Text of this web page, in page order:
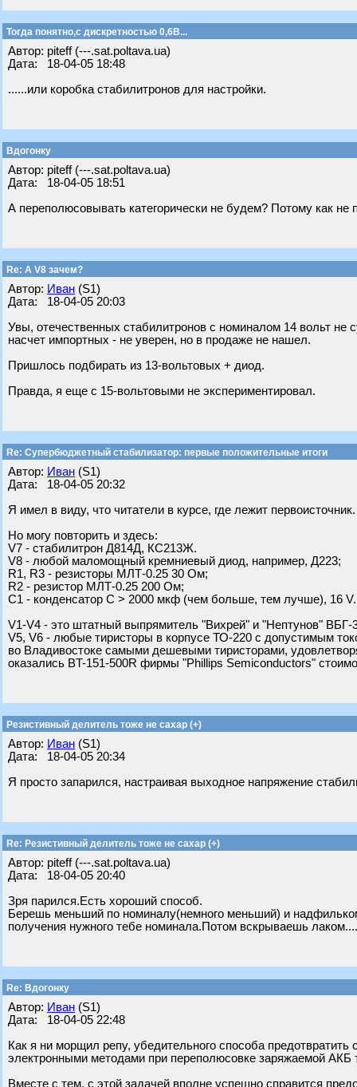
Тогда понятно,с дискретностью 0,6В...
Автор: piteff (---.sat.poltava.ua)
Дата: 18-04-05 18:48
......или коробка стабилитронов для настройки.
Вдогонку
Автор: piteff (---.sat.poltava.ua)
Дата: 18-04-05 18:51
А переполюсовывать категорически не будем? Потому как не
Re: А V8 зачем?
Автор: Иван (S1)
Дата: 18-04-05 20:03
Увы, отечественных стабилитронов с номиналом 14 вольт не
насчет импортных - не уверен, но в продаже не нашел.
Пришлось подбирать из 13-вольтовых + диод.
Правда, я еще с 15-вольтовыми не экспериментировал.
Re: Супербюджетный стабилизатор: первые положительные итоги
Автор: Иван (S1)
Дата: 18-04-05 20:32
Я имел в виду, что читатели в курсе, где лежит первоисточник.
Но могу повторить и здесь:
V7 - стабилитрон Д814Д, КС213Ж.
V8 - любой маломощный кремниевый диод, например, Д223;
R1, R3 - резисторы МЛТ-0.25 30 Ом;
R2 - резистор МЛТ-0.25 200 Ом;
C1 - конденсатор C > 2000 мкф (чем больше, тем лучше), 16 V.
V1-V4 - это штатный выпрямитель "Вихрей" и "Нептунов" ВБГ-
V5, V6 - любые тиристоры в корпусе ТО-220 с допустимым
во Владивостоке самыми дешевыми тиристорами,
оказались BT-151-500R фирмы "Phillips Semiconductors"
Резистивный делитель тоже не сахар (+)
Автор: Иван (S1)
Дата: 18-04-05 20:34
Я просто запарился, настраивая выходное напряжение
Re: Резистивный делитель тоже не сахар (+)
Автор: piteff (---.sat.poltava.ua)
Дата: 18-04-05 20:40
Зря парился.Есть хороший способ.
Берешь меньший по номиналу(немного меньший) и
получения нужного тебе номинала.Потом вскрываешь
Re: Вдогонку
Автор: Иван (S1)
Дата: 18-04-05 22:48
Как я ни морщил репу, убедительного способа предотвратить
электронными методами при переполюсовке заряжаемой АКБ
Вместе с тем, с этой задачей вполне успешно справится